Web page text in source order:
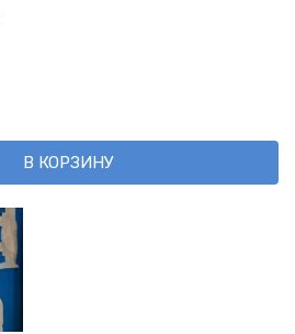
В КОРЗИНУ